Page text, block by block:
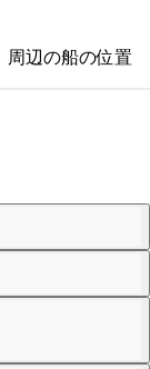
周辺の船の位置